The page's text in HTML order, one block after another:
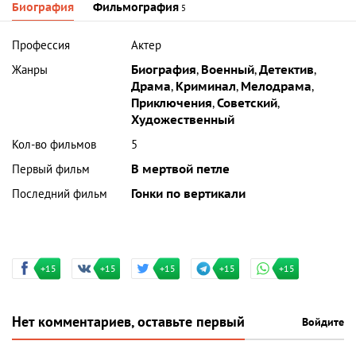
Биография Фильмография 5
Профессия
Актер
Жанры
Биография, Военный,Детектив,
Драма, Криминал, Мелодрама,
Приключения,Советский,
Художественный
Кол-во фильмов
5
Первый фильм
В мертвой петле
Последний фильм
Гонки по вертикали
+15 +15 +15 +15 +15
Нет комментариев, оставьте первый Войдите